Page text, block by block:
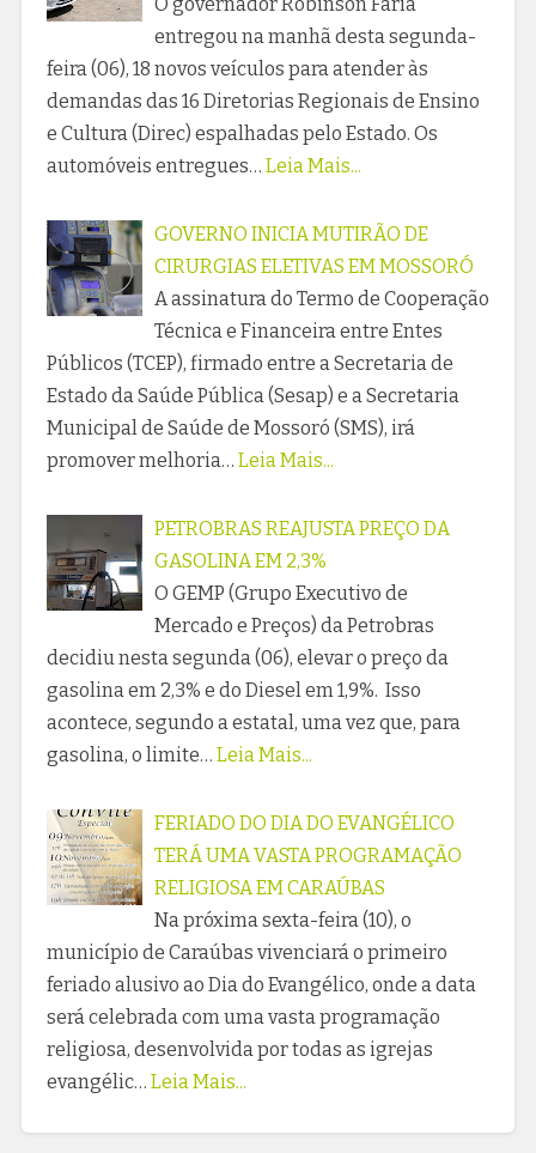
entregou na manhã desta segunda-
feira (06), 18 novos veículos para atender às
demandas das 16 Diretorias Regionais de Ensino
e Cultura (Direc) espalhadas pelo Estado. Os
automóveis entregues… Leia Mais...
GOVERNO INICIA MUTIRÃO DE
CIRURGIAS ELETIVAS EM MOSSORÓ
A assinatura do Termo de Cooperação
Técnica e Financeira entre Entes
Públicos (TCEP), firmado entre a Secretaria de
Estado da Saúde Pública (Sesap) e a Secretaria
Municipal de Saúde de Mossoró (SMS), irá
promover melhoria… Leia Mais...
PETROBRAS REAJUSTA PREÇO DA
GASOLINA EM 2,3%
O GEMP (Grupo Executivo de
Mercado e Preços) da Petrobras
decidiu nesta segunda (06), elevar o preço da
gasolina em 2,3% e do Diesel em 1,9%. Isso
acontece, segundo a estatal, uma vez que, para
gasolina, o limite… Leia Mais...
FERIADO DO DIA DO EVANGÉLICO
TERÁ UMA VASTA PROGRAMAÇÃO
RELIGIOSA EM CARAÚBAS
Na próxima sexta-feira (10), o
município de Caraúbas vivenciará o primeiro
feriado alusivo ao Dia do Evangélico, onde a data
será celebrada com uma vasta programação
religiosa, desenvolvida por todas as igrejas
evangélic… Leia Mais...